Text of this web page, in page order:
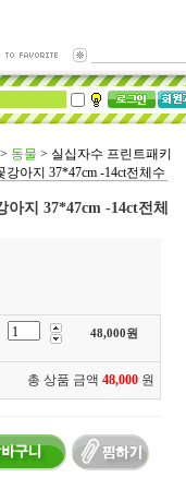
> 동물 > 실십자수 프린트패키
강아지 37*47cm -14ct전체수
지 37*47cm -14ct전체
48,000원
총 상품 금액 48,000 원